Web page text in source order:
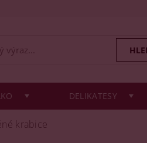
DELIKATESY
krabice